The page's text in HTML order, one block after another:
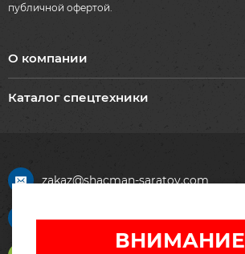
публичной офертой.
О компании
Каталог спецтехники
zakaz@shacman-saratov.com
+7 (917) 211-45-90
ВНИМАНИЕ